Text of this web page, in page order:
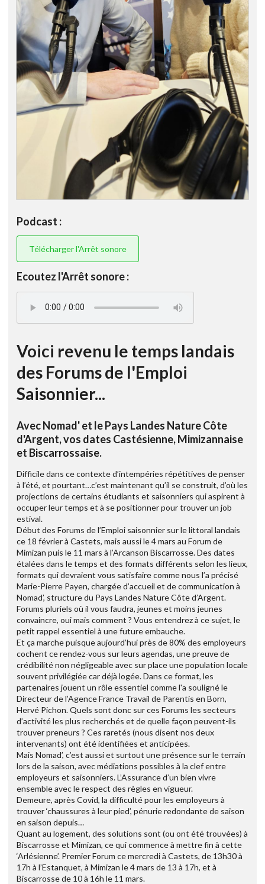
Podcast :
Télécharger l'Arrêt sonore
Ecoutez l'Arrêt sonore :
Voici revenu le temps landais
des Forums de l'Emploi
Saisonnier...
Avec Nomad' et le Pays Landes Nature Côte
d'Argent, vos dates Castésienne, Mimizannaise
et Biscarrossaise.
Difficile dans ce contexte d’intempéries répétitives de penser
à l’été, et pourtant…c’est maintenant qu’il se construit, d’où les
projections de certains étudiants et saisonniers qui aspirent à
occuper leur temps et à se positionner pour trouver un job
estival.
Début des Forums de l’Emploi saisonnier sur le littoral landais
ce 18 février à Castets, mais aussi le 4 mars au Forum de
Mimizan puis le 11 mars à l’Arcanson Biscarrosse. Des dates
étalées dans le temps et des formats différents selon les lieux,
formats qui devraient vous satisfaire comme nous l’a précisé
Marie-Pierre Payen, chargée d’accueil et de communication à
Nomad’, structure du Pays Landes Nature Côte d’Argent.
Forums pluriels où il vous faudra, jeunes et moins jeunes
convaincre, oui mais comment ? Vous entendrez à ce sujet, le
petit rappel essentiel à une future embauche.
Et ça marche puisque aujourd’hui près de 80% des employeurs
cochent ce rendez-vous sur leurs agendas, une preuve de
crédibilité non négligeable avec sur place une population locale
souvent privilégiée car déjà logée. Dans ce format, les
partenaires jouent un rôle essentiel comme l'a souligné le
Directeur de l’Agence France Travail de Parentis en Born,
Hervé Pichon. Quels sont donc sur ces Forums les secteurs
d’activité les plus recherchés et de quelle façon peuvent-ils
trouver preneurs ? Ces raretés (nous disent nos deux
intervenants) ont été identifiées et anticipées.
Mais Nomad’, c’est aussi et surtout une présence sur le terrain
lors de la saison, avec médiations possibles à la clef entre
employeurs et saisonniers. L’Assurance d’un bien vivre
ensemble avec le respect des règles en vigueur.
Demeure, après Covid, la difficulté pour les employeurs à
trouver ‘chaussures à leur pied’, pénurie redondante de saison
en saison depuis…
Quant au logement, des solutions sont (ou ont été trouvées) à
Biscarrosse et Mimizan, ce qui commence à mettre fin à cette
‘Arlésienne’. Premier Forum ce mercredi à Castets, de 13h30 à
17h à l’Estanquet, à Mimizan le 4 mars de 13 à 17h, et à
Biscarrosse de 10 à 16h le 11 mars.